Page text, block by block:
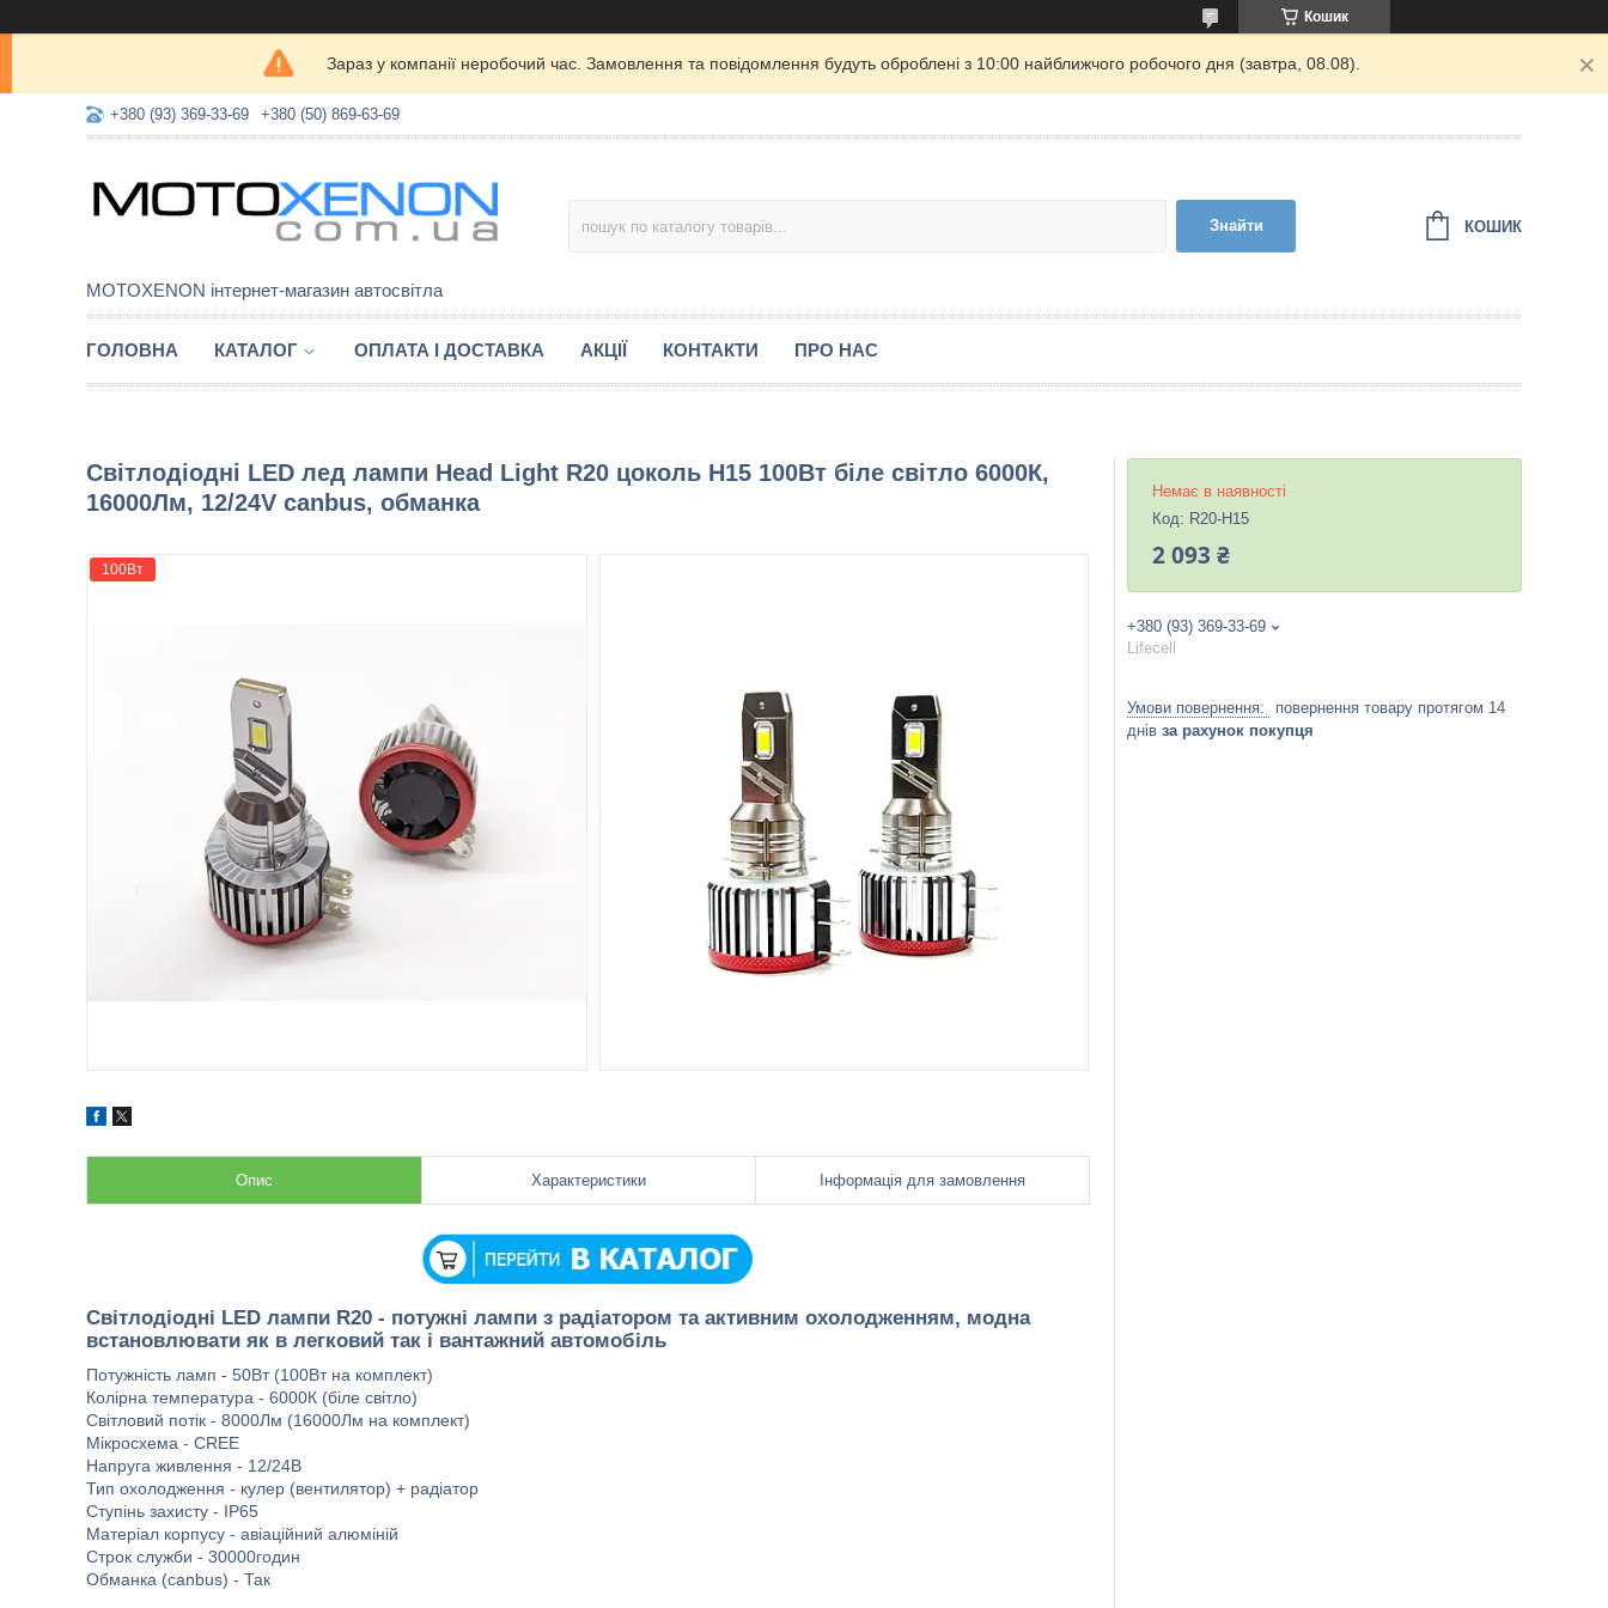
Кошик
Зараз у компанії неробочий час. Замовлення та повідомлення будуть оброблені з 10:00 найближчого робочого дня (завтра, 08.08).
+380 (93) 369-33-69 +380 (50) 869-63-69
MOTOXENON інтернет-магазин автосвітла
Знайти КОШИК
ГОЛОВНА КАТАЛОГ ОПЛАТА І ДОСТАВКА АКЦІЇ КОНТАКТИ ПРО НАС
Світлодіодні LED лед лампи Head Light R20 цоколь H15 100Вт біле світло 6000К,
16000Лм, 12/24V canbus, обманка
100Вт
Опис Характеристики Інформація для замовлення
Світлодіодні LED лампи R20 - потужні лампи з радіатором та активним охолодженням, модна
встановлювати як в легковий так і вантажний автомобіль
Потужність ламп - 50Вт (100Вт на комплект)
Колірна температура - 6000К (біле світло)
Світловий потік - 8000Лм (16000Лм на комплект)
Мікросхема - CREE
Напруга живлення - 12/24В
Тип охолодження - кулер (вентилятор) + радіатор
Ступінь захисту - IP65
Матеріал корпусу - авіаційний алюміній
Строк служби - 30000годин
Обманка (canbus) - Так
Немає в наявності
Код: R20-H15
2 093 ₴
+380 (93) 369-33-69
Lifecell
повернення товару протягом 14
днів за рахунок покупця